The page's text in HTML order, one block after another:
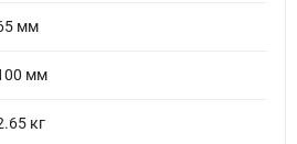
мм
мм
кг